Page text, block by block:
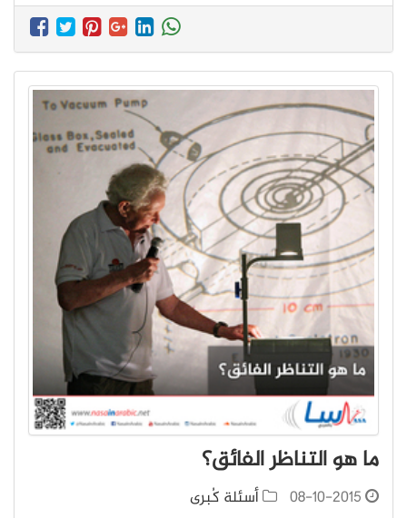
ما هو التناظر الفائق؟
08-10-2015
أسئلة كُبرى